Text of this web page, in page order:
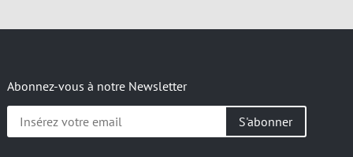
Abonnez-vous à notre Newsletter
Insérez
votre